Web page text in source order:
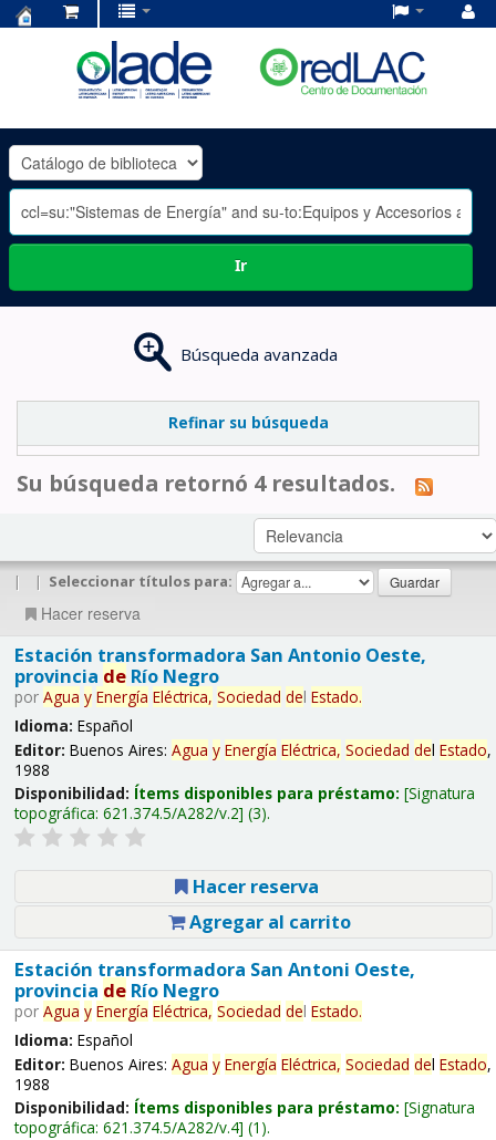
OLADE
-
Ir
Búsqueda avanzada
Refinar su búsqueda
Su búsqueda retornó 4 resultados.
| | Seleccionar títulos para:
Hacer reserva
Estación transformadora San Antonio Oeste,
provincia deRío Negro
por Agua y Energía Eléctrica, Sociedad del Estado.
Idioma: Español
Editor: Buenos Aires: Agua y Energía Eléctrica, Sociedad del Estado,
1988
Disponibilidad: Ítems disponibles para préstamo: Signatura
topográfica: 621.374.5/A282/v.2 (3).
Hacer reserva
Agregar al carrito
Estación transformadora San Antoni Oeste,
provincia deRío Negro
por Agua y Energía Eléctrica, Sociedad del Estado.
Idioma: Español
Editor: Buenos Aires: Agua y Energía Eléctrica, Sociedad del Estado,
1988
Disponibilidad: Ítems disponibles para préstamo: Signatura
topográfica: 621.374.5/A282/v.4 (1).